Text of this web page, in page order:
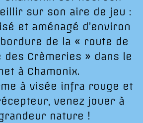
sur son aire de jeu :
et aménagé d’environ
de la « route de
des Crèmeries » dans le
à Chamonix.
à visée infra rouge et
venez jouer à
nature !